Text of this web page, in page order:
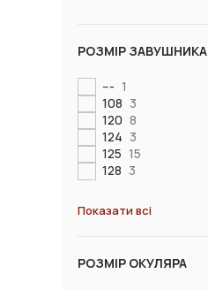
РОЗМІР ЗАВУШНИКА
--- 1
108 3
120 8
124 3
125 15
128 3
Показати всі
РОЗМІР ОКУЛЯРА